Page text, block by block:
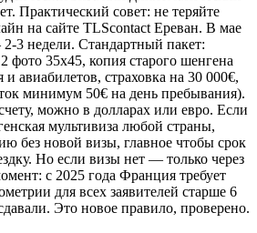
Практический совет: не теряйте
на сайте TLScontact Ереван. В мае
3 недели. Стандартный пакет:
фото 35х45, копия старого шенгена
и авиабилетов, страховка на 30 000€,
минимум 50€ на день пребывания).
можно в долларах или евро. Если
мультивиза любой страны,
без новой визы, главное чтобы срок
Но если визы нет — только через
с 2025 года Франция требует
для всех заявителей старше 6
Это новое правило, проверено.